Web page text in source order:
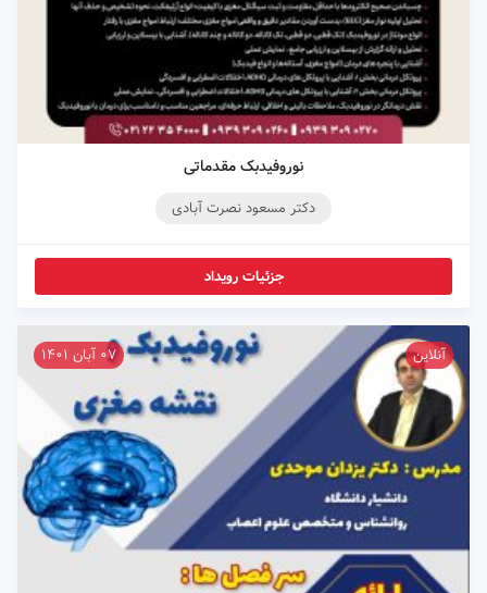
نوروفیدبک مقدماتی
دکتر مسعود نصرت آبادی
جزئیات رویداد
۰۷ آبان ۱۴۰۱ آنلاین